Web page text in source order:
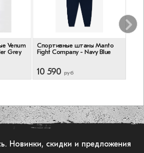
Venum
Grey
Спортивные штаны Manto
Fight Company - Navy Blue
10 590 руб
Новинки, скидки и предложения